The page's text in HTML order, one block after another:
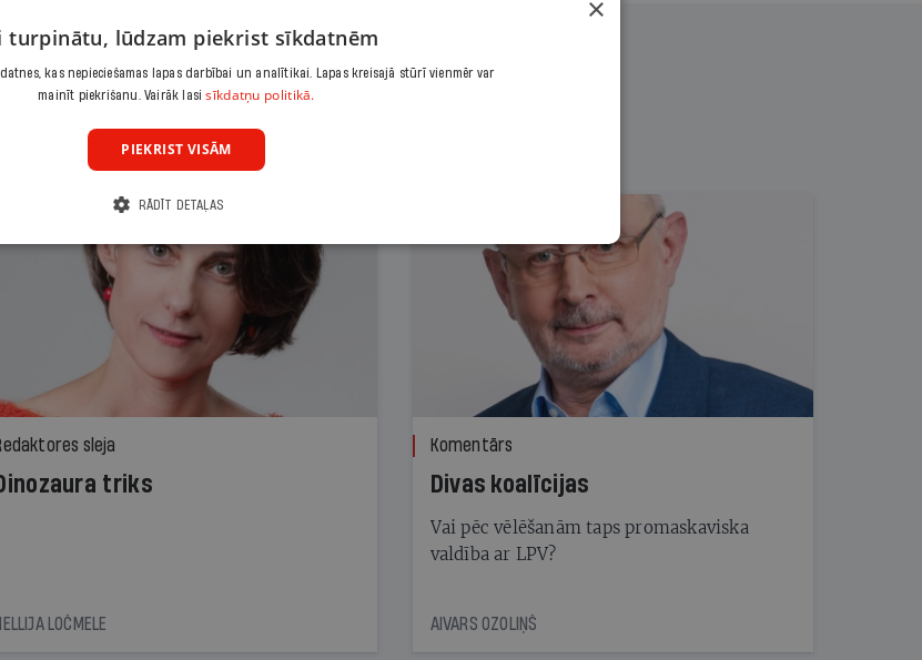
sleja
triks
LOČMELE
Komentārs
Divas koalīcijas
Vai pēc vēlēšanām taps promaskaviska
valdība ar LPV?
AIVARS OZOLIŅŠ
×
turpinātu, lūdzam piekrist sīkdatnēm
kas nepieciešamas lapas darbībai un analītikai. Lapas kreisajā stūrī vienmēr var
mainīt piekrišanu. Vairāk lasisīkdatņu politikā.
PIEKRIST VISĀM
RĀDĪT DETAĻAS